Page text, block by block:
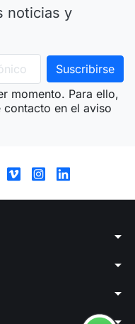
noticias y
momento. Para ello,
en el aviso
arrow_drop_down
arrow_drop_down
arrow_drop_down